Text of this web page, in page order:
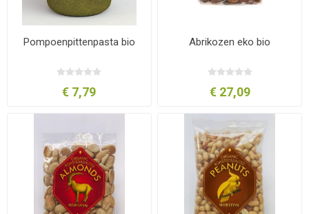
Pompoenpittenpasta bio
€ 7,79
Abrikozen eko bio
€ 27,09